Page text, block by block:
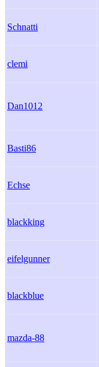
Schnatti
clemi
Dan1012
Basti86
Echse
blackking
eifelgunner
blackblue
mazda-88